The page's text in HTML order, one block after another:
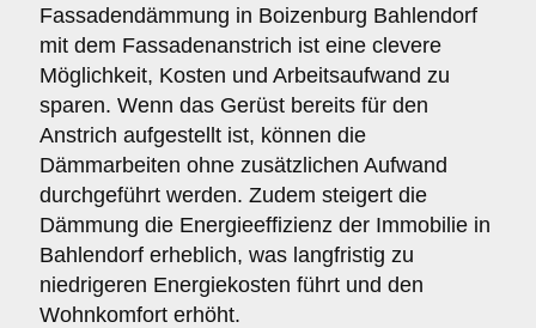
Fassadendämmung in Boizenburg Bahlendorf
mit dem Fassadenanstrich ist eine clevere
Möglichkeit, Kosten und Arbeitsaufwand zu
sparen. Wenn das Gerüst bereits für den
Anstrich aufgestellt ist, können die
Dämmarbeiten ohne zusätzlichen Aufwand
durchgeführt werden. Zudem steigert die
Dämmung die Energieeffizienz der Immobilie in
Bahlendorf erheblich, was langfristig zu
niedrigeren Energiekosten führt und den
Wohnkomfort erhöht.